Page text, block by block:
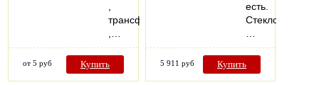
трансформаторе
от 5 руб Купить
есть.
Стеклопакеты:
5 911 руб Купить